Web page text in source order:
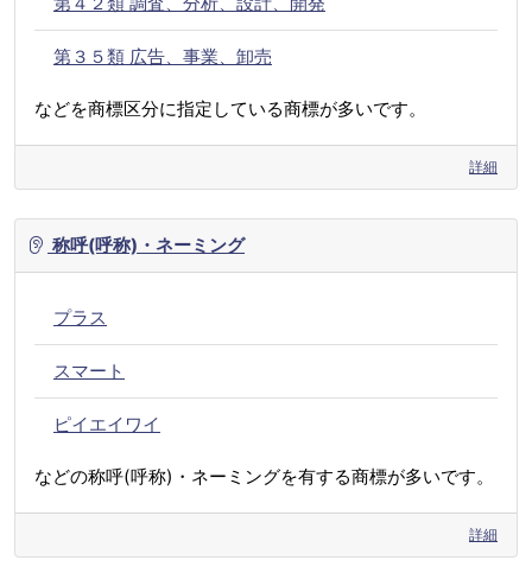
第３５類 広告、事業、卸売
などを商標区分に指定している商標が多いです。
詳細
称呼(呼称)・ネーミング
プラス
スマート
ピイエイワイ
などの称呼(呼称)・ネーミングを有する商標が多いです。
詳細